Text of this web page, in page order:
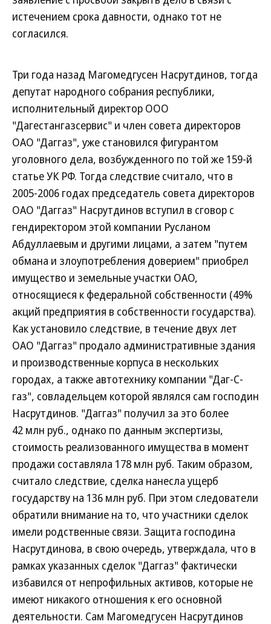
истечением срока давности, однако тот не
согласился.
Три года назад Магомедгусен Насрутдинов, тогда
депутат народного собрания республики,
исполнительный директор ООО
"Дагестангазсервис" и член совета директоров
ОАО "Даггаз", уже становился фигурантом
уголовного дела, возбужденного по той же 159-й
статье УК РФ. Тогда следствие считало, что в
2005-2006 годах председатель совета директоров
ОАО "Даггаз" Насрутдинов вступил в сговор с
гендиректором этой компании Русланом
Абдуллаевым и другими лицами, а затем "путем
обмана и злоупотребления доверием" приобрел
имущество и земельные участки ОАО,
относящиеся к федеральной собственности (49%
акций предприятия в собственности государства).
Как установило следствие, в течение двух лет
ОАО "Даггаз" продало административные здания
и производственные корпуса в нескольких
городах, а также автотехнику компании "Даг-С-
газ", совладельцем которой являлся сам господин
Насрутдинов. "Даггаз" получил за это более
42 млн руб., однако по данным экспертизы,
стоимость реализованного имущества в момент
продажи составляла 178 млн руб. Таким образом,
считало следствие, сделка нанесла ущерб
государству на 136 млн руб. При этом следователи
обратили внимание на то, что участники сделок
имели родственные связи. Защита господина
Насрутдинова, в свою очередь, утверждала, что в
рамках указанных сделок "Даггаз" фактически
избавился от непрофильных активов, которые не
имеют никакого отношения к его основной
деятельности. Сам Магомедгусен Насрутдинов